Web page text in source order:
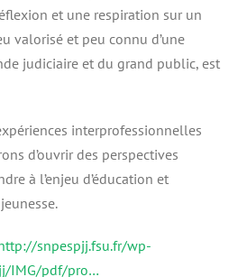
et une respiration sur un
valorisé et peu connu d’une
judiciaire et du grand public, est
interprofessionnelles
d’ouvrir des perspectives
à l’enjeu d’éducation et
snpespjj.fsu.fr/wp-
IMG/pdf/pro…